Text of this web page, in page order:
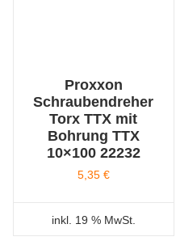
Proxxon
Schraubendreher
Torx TTX mit
Bohrung TTX
10×100 22232
5,35 €
inkl. 19 % MwSt.